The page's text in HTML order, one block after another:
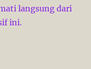
langsung dari
ini.